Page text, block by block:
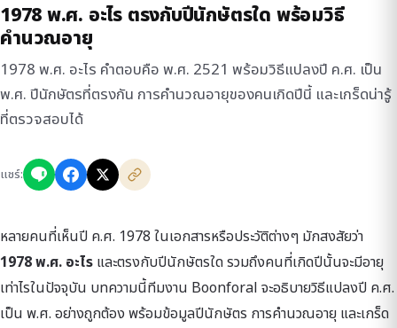
1978 พ.ศ. อะไร ตรงกับปีนักษัตรใด พร้อมวิธี
คำนวณอายุ
1978 พ.ศ. อะไร คำตอบคือ พ.ศ. 2521 พร้อมวิธีแปลงปี ค.ศ. เป็น
พ.ศ. ปีนักษัตรที่ตรงกัน การคำนวณอายุของคนเกิดปีนี้ และเกร็ดน่ารู้
ที่ตรวจสอบได้
แชร์:
หลายคนที่เห็นปี ค.ศ. 1978 ในเอกสารหรือประวัติต่างๆ มักสงสัยว่า
1978 พ.ศ. อะไร และตรงกับปีนักษัตรใด รวมถึงคนที่เกิดปีนั้นจะมีอายุ
เท่าไรในปัจจุบัน บทความนี้ทีมงาน Boonforal จะอธิบายวิธีแปลงปี ค.ศ.
เป็น พ.ศ. อย่างถูกต้อง พร้อมข้อมูลปีนักษัตร การคำนวณอายุ และเกร็ด